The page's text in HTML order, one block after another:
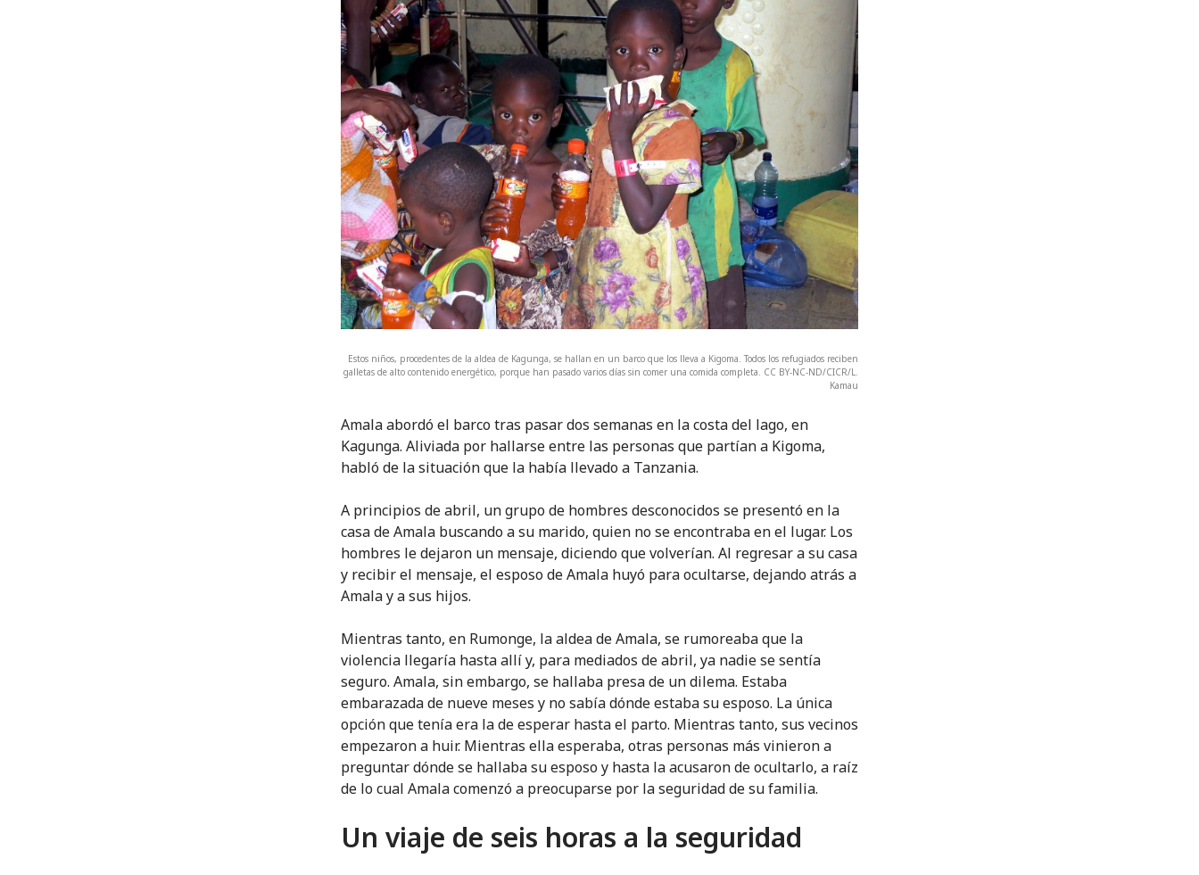
Estos niños, procedentes de la aldea de Kagunga, se hallan en un barco que los lleva a Kigoma. Todos los refugiados reciben
galletas de alto contenido energético, porque han pasado varios días sin comer una comida completa. CC BY-NC-ND/CICR/L.
Kamau
Amala abordó el barco tras pasar dos semanas en la costa del lago, en
Kagunga. Aliviada por hallarse entre las personas que partían a Kigoma,
habló de la situación que la había llevado a Tanzania.
A principios de abril, un grupo de hombres desconocidos se presentó en la
casa de Amala buscando a su marido, quien no se encontraba en el lugar. Los
hombres le dejaron un mensaje, diciendo que volverían. Al regresar a su casa
y recibir el mensaje, el esposo de Amala huyó para ocultarse, dejando atrás a
Amala y a sus hijos.
Mientras tanto, en Rumonge, la aldea de Amala, se rumoreaba que la
violencia llegaría hasta allí y, para mediados de abril, ya nadie se sentía
seguro. Amala, sin embargo, se hallaba presa de un dilema. Estaba
embarazada de nueve meses y no sabía dónde estaba su esposo. La única
opción que tenía era la de esperar hasta el parto. Mientras tanto, sus vecinos
empezaron a huir. Mientras ella esperaba, otras personas más vinieron a
preguntar dónde se hallaba su esposo y hasta la acusaron de ocultarlo, a raíz
de lo cual Amala comenzó a preocuparse por la seguridad de su familia.
Un viaje de seis horas a la seguridad